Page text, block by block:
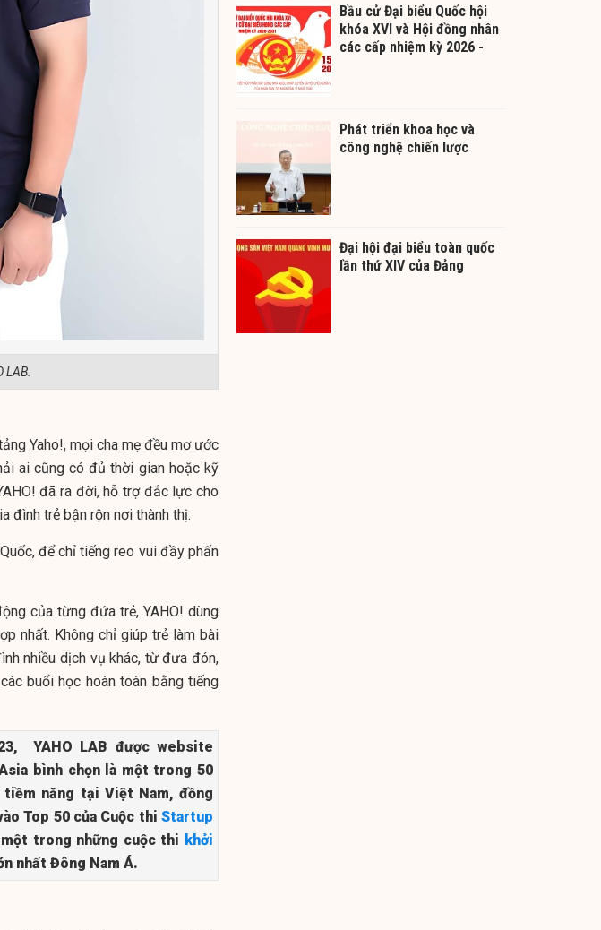
LAB.
Yaho!, mọi cha mẹ đều mơ ước
ai cũng có đủ thời gian hoặc kỹ
đã ra đời, hỗ trợ đắc lực cho
đình trẻ bận rộn nơi thành thị.
để chỉ tiếng reo vui đầy phấn
của từng đứa trẻ,YAHO! dùng
nhất. Không chỉ giúp trẻ làm bài
nhiều dịch vụ khác, từ đưa đón,
buổi học hoàn toàn bằng tiếng
YAHO LAB được website
bình chọn là một trong 50
năng tại Việt Nam, đồng
Top 50 của Cuộc thi Startup
trong những cuộc thi khởi
nhất Đông Nam Á.
Bầu cử Đại biểu Quốc hội
khóa XVI và Hội đồng nhân
các cấp nhiệm kỳ 2026 -
Phát triển khoa học và
công nghệ chiến lược
Đại hội đại biểu toàn quốc
lần thứ XIV của Đảng